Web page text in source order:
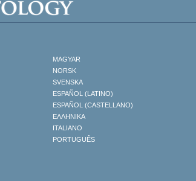
MAGYAR
NORSK
SVENSKA
ESPAÑOL (LATINO)
ESPAÑOL (CASTELLANO)
ΕΛΛΗΝΙΚA
ITALIANO
PORTUGUÊS